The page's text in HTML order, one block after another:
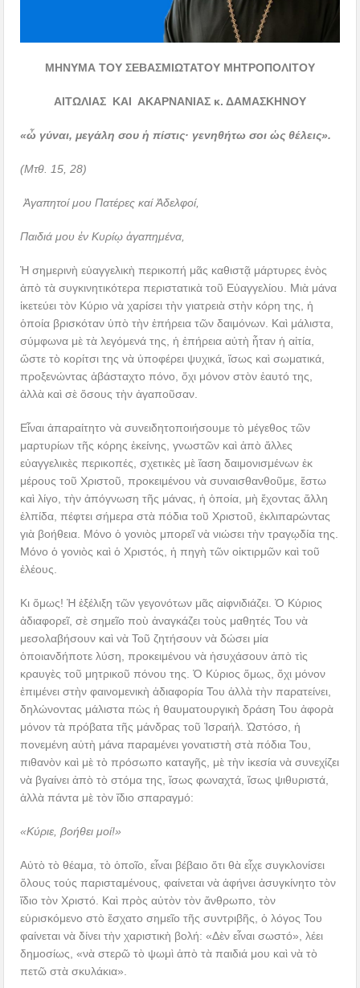
ΜΗΝΥΜΑ ΤΟΥ ΣΕΒΑΣΜΙΩΤΑΤΟΥ ΜΗΤΡΟΠΟΛΙΤΟΥ
ΑΙΤΩΛΙΑΣ ΚΑΙ ΑΚΑΡΝΑΝΙΑΣ κ. ΔΑΜΑΣΚΗΝΟΥ
«ὦ γύναι, μεγάλη σου ἡ πίστις· γενηθήτω σοι ὡς θέλεις».
(Μτθ. 15, 28)
Ἀγαπητοί μου Πατέρες καί Ἀδελφοί,
Παιδιά μου ἐν Κυρίῳ ἀγαπημένα,
Ἡ σημερινὴ εὐαγγελικὴ περικοπή μᾶς καθιστᾷ μάρτυρες ἑνὸς
ἀπὸ τὰ συγκινητικότερα περιστατικὰ τοῦ Εὐαγγελίου. Μιὰ μάνα
ἱκετεύει τὸν Κύριο νὰ χαρίσει τὴν γιατρειὰ στὴν κόρη της, ἡ
ὁποία βρισκόταν ὑπὸ τὴν ἐπήρεια τῶν δαιμόνων. Καὶ μάλιστα,
σύμφωνα μὲ τὰ λεγόμενά της, ἡ ἐπήρεια αὐτὴ ἦταν ἡ αἰτία,
ὥστε τὸ κορίτσι της νὰ ὑποφέρει ψυχικά, ἴσως καὶ σωματικά,
προξενώντας ἀβάσταχτο πόνο, ὄχι μόνον στὸν ἑαυτό της,
ἀλλὰ καὶ σὲ ὅσους τὴν ἀγαποῦσαν.
Εἶναι ἀπαραίτητο νὰ συνειδητοποιήσουμε τὸ μέγεθος τῶν
μαρτυρίων τῆς κόρης ἐκείνης, γνωστῶν καὶ ἀπὸ ἄλλες
εὐαγγελικὲς περικοπές, σχετικὲς μὲ ἴαση δαιμονισμένων ἐκ
μέρους τοῦ Χριστοῦ, προκειμένου νὰ συναισθανθοῦμε, ἔστω
καὶ λίγο, τὴν ἀπόγνωση τῆς μάνας, ἡ ὁποία, μὴ ἔχοντας ἄλλη
ἐλπίδα, πέφτει σήμερα στὰ πόδια τοῦ Χριστοῦ, ἐκλιπαρώντας
γιὰ βοήθεια. Μόνο ὁ γονιὸς μπορεῖ νὰ νιώσει τὴν τραγῳδία της.
Μόνο ὁ γονιὸς καὶ ὁ Χριστός, ἡ πηγὴ τῶν οἰκτιρμῶν καὶ τοῦ
ἐλέους.
Κι ὅμως! Ἡ ἐξέλιξη τῶν γεγονότων μᾶς αἰφνιδιάζει. Ὁ Κύριος
ἀδιαφορεῖ, σὲ σημεῖο ποὺ ἀναγκάζει τοὺς μαθητές Του νὰ
μεσολαβήσουν καὶ νὰ Τοῦ ζητήσουν νὰ δώσει μία
ὁποιανδήποτε λύση, προκειμένου νὰ ἡσυχάσουν ἀπὸ τὶς
κραυγὲς τοῦ μητρικοῦ πόνου της. Ὁ Κύριος ὅμως, ὄχι μόνον
ἐπιμένει στὴν φαινομενικὴ ἀδιαφορία Του ἀλλὰ τὴν παρατείνει,
δηλώνοντας μάλιστα πὼς ἡ θαυματουργικὴ δράση Του ἀφορὰ
μόνον τὰ πρόβατα τῆς μάνδρας τοῦ Ἰσραήλ. Ὡστόσο, ἡ
πονεμένη αὐτὴ μάνα παραμένει γονατιστὴ στὰ πόδια Του,
πιθανὸν καὶ μὲ τὸ πρόσωπο καταγῆς, μὲ τὴν ἱκεσία νὰ συνεχίζει
νὰ βγαίνει ἀπὸ τὸ στόμα της, ἴσως φωναχτά, ἴσως ψιθυριστά,
ἀλλὰ πάντα μὲ τὸν ἴδιο σπαραγμό:
«Κύριε, βοήθει μοί!»
Αὐτὸ τὸ θέαμα, τὸ ὁποῖο, εἶναι βέβαιο ὅτι θὰ εἶχε συγκλονίσει
ὅλους τούς παρισταμένους, φαίνεται νὰ ἀφήνει ἀσυγκίνητο τὸν
ἴδιο τὸν Χριστό. Καὶ πρὸς αὐτὸν τὸν ἄνθρωπο, τὸν
εὑρισκόμενο στὸ ἔσχατο σημεῖο τῆς συντριβῆς, ὁ λόγος Του
φαίνεται νὰ δίνει τὴν χαριστικὴ βολή: «Δὲν εἶναι σωστό», λέει
δημοσίως, «νὰ στερῶ τὸ ψωμὶ ἀπὸ τὰ παιδιά μου καὶ νὰ τὸ
πετῶ στὰ σκυλάκια».